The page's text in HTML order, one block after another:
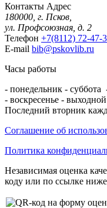
Контакты Адрес
180000, г. Псков,
ул. Профсоюзная, д. 2
Телефон +7(8112) 72-47-
E-mail bib@pskovlib.ru
Часы работы
- понедельник - суббота
- воскресенье -
Последний вторник
Соглашение об
Политика
Независимая оценка
коду или по ссылке